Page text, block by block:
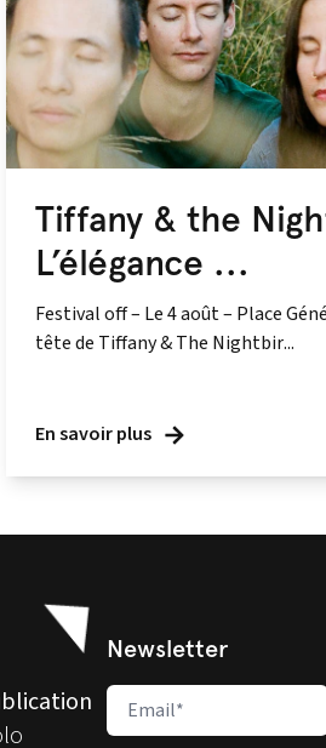
Tiffany & the
L’élégance ...
Festival off – Le 4 août – Place
tête de Tiffany & The Nightbir...
En savoir plus
Newsletter